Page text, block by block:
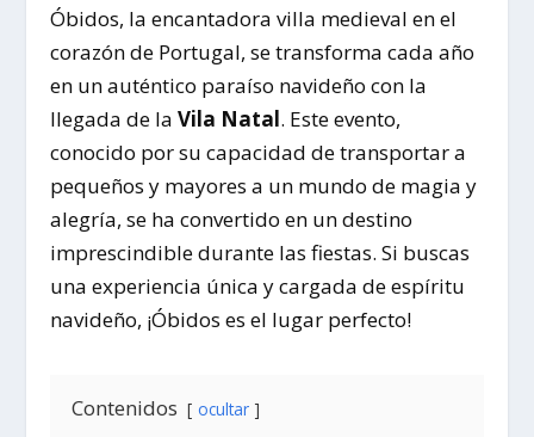
Óbidos, la encantadora villa medieval en el
corazón de Portugal, se transforma cada año
en un auténtico paraíso navideño con la
llegada de laVila Natal. Este evento,
conocido por su capacidad de transportar a
pequeños y mayores a un mundo de magia y
alegría, se ha convertido en un destino
imprescindible durante las fiestas. Si buscas
una experiencia única y cargada de espíritu
navideño, ¡Óbidos es el lugar perfecto!
Contenidos ocultar